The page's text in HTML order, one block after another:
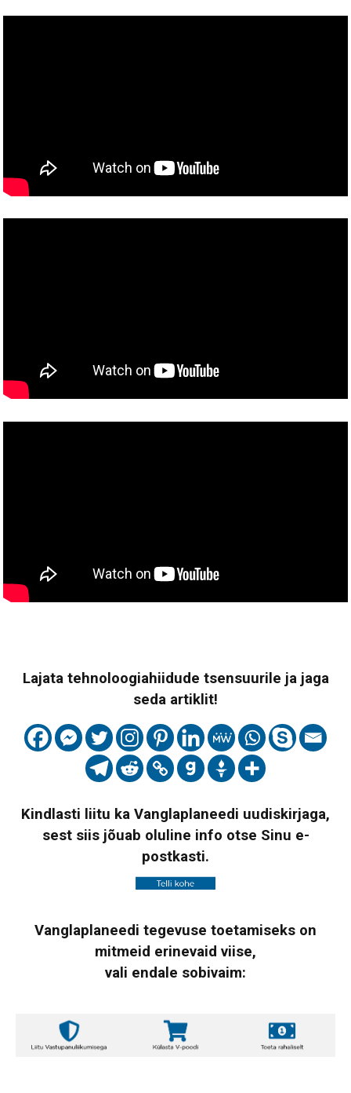
Lajata tehnoloogiahiidude tsensuurile ja jaga
seda artiklit!
Kindlasti liitu ka Vanglaplaneedi uudiskirjaga,
sest siis jõuab oluline info otse Sinu e-
postkasti.
Vanglaplaneedi tegevuse toetamiseks on
mitmeid erinevaid viise,
vali endale sobivaim: